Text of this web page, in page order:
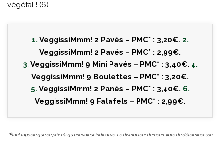
végétal ! (6)
1. VeggissiMmm! 2 Pavés – PMC* : 3,20€. 2.
VeggissiMmm! 2 Pavés – PMC* : 2,99€.
3. VeggissiMmm! 9 Mini Pavés – PMC* : 3,40€. 4.
VeggissiMmm! 9 Boulettes – PMC* : 3,20€.
5. VeggissiMmm! 2 Panés – PMC* : 3,40€. 6.
VeggissiMmm! 9 Falafels – PMC* : 2,99€.
*Étant rappelé que ce prix n’a qu’une valeur indicative. Le distributeur demeure libre de déterminer son